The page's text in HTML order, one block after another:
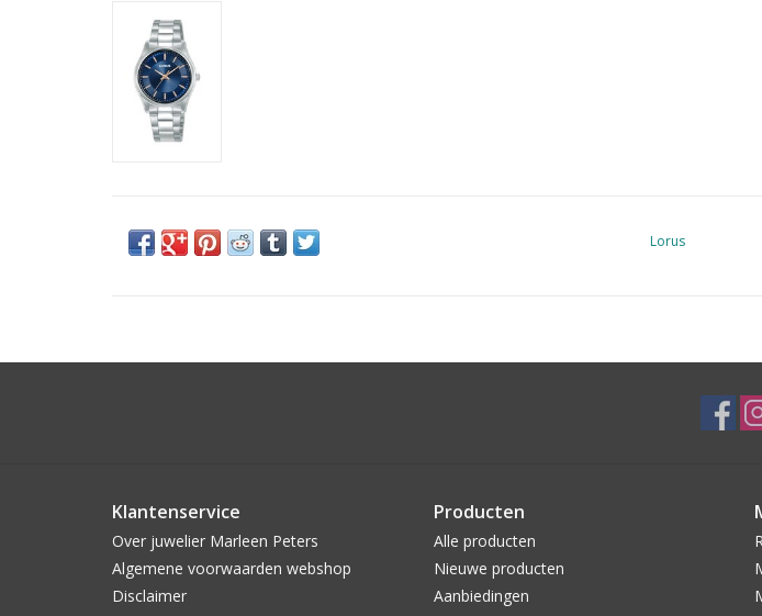
Lorus
Klantenservice
Over juwelier Marleen Peters
Algemene voorwaarden webshop
Disclaimer
Producten
Alle producten
Nieuwe producten
Aanbiedingen